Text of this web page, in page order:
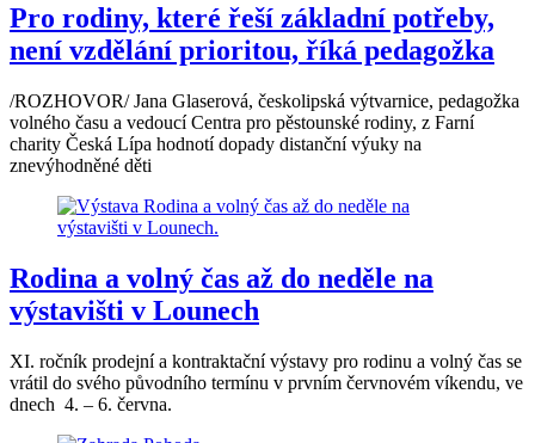
Pro rodiny, které řeší základní potřeby,
není vzdělání prioritou, říká pedagožka
/ROZHOVOR/ Jana Glaserová, českolipská výtvarnice, pedagožka
volného času a vedoucí Centra pro pěstounské rodiny, z Farní
charity Česká Lípa hodnotí dopady distanční výuky na
znevýhodněné děti
Rodina a volný čas až do neděle na
výstavišti v Lounech
XI. ročník prodejní a kontraktační výstavy pro rodinu a volný čas se
vrátil do svého původního termínu v prvním červnovém víkendu, ve
dnech 4. – 6. června.